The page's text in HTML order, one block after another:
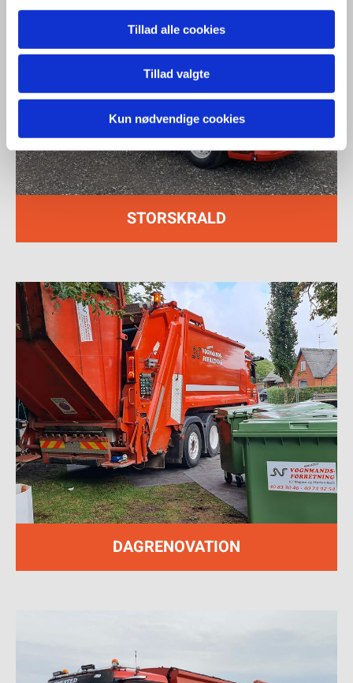
Tillad alle cookies
Tillad valgte
Kun nødvendige cookies
STORSKRALD
DAGRENOVATION